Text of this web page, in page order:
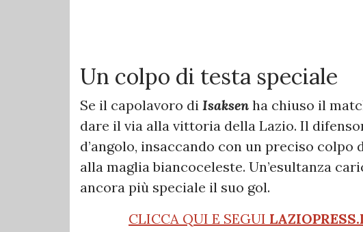
Un colpo di testa speciale
Se il capolavoro di Isaksen ha chiuso il
dare il via alla vittoria della Lazio. Il
d’angolo, insaccando con un preciso
alla maglia biancoceleste. Un’esultanza
ancora più speciale il suo gol.
CLICCA QUI E SEGUI